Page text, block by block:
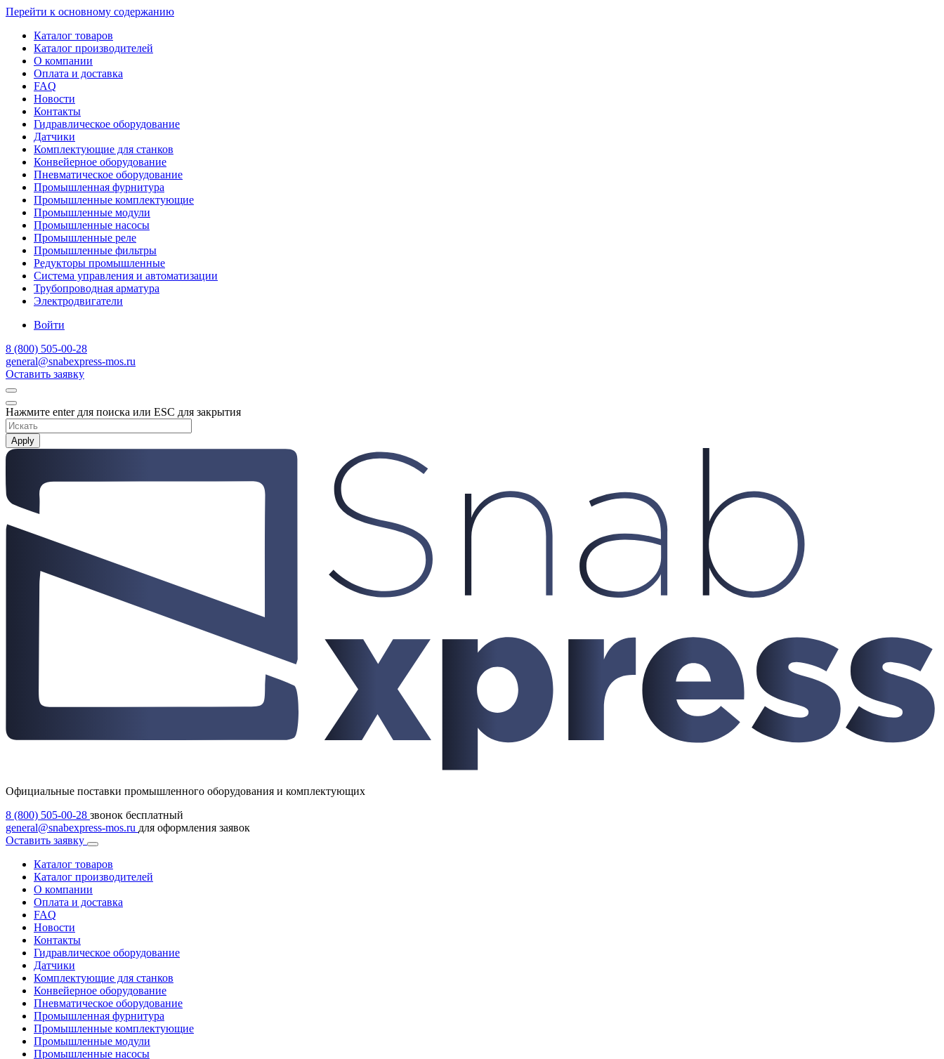
Перейти к основному содержанию
Каталог товаров
Каталог производителей
О компании
Оплата и доставка
FAQ
Новости
Контакты
Гидравлическое оборудование
Датчики
Комплектующие для станков
Конвейерное оборудование
Пневматическое оборудование
Промышленная фурнитура
Промышленные комплектующие
Промышленные модули
Промышленные насосы
Промышленные реле
Промышленные фильтры
Редукторы промышленные
Система управления и автоматизации
Трубопроводная арматура
Электродвигатели
Войти
8 (800) 505-00-28
general@snabexpress-mos.ru
Оставить заявку
Нажмите enter для поиска или ESC для закрытия
Apply
Официальные поставки промышленного оборудования и комплектующих
8 (800) 505-00-28 звонок бесплатный
general@snabexpress-mos.ru для оформления заявок
Оставить заявку
Каталог товаров
Каталог производителей
О компании
Оплата и доставка
FAQ
Новости
Контакты
Гидравлическое оборудование
Датчики
Комплектующие для станков
Конвейерное оборудование
Пневматическое оборудование
Промышленная фурнитура
Промышленные комплектующие
Промышленные модули
Промышленные насосы